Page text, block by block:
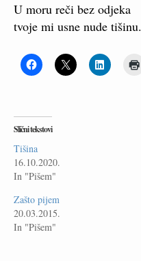
U moru reči bez odjeka
tvoje mi usne nude tišinu.
Slični tekstovi
Tišina
16.10.2020.
In "Pišem"
Zašto pijem
20.03.2015.
In "Pišem"